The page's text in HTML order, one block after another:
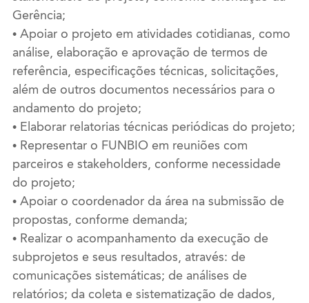
Gerência;
• Apoiar o projeto em atividades cotidianas, como
análise, elaboração e aprovação de termos de
referência, especificações técnicas, solicitações,
além de outros documentos necessários para o
andamento do projeto;
• Elaborar relatorias técnicas periódicas do projeto;
• Representar o FUNBIO em reuniões com
parceiros e stakeholders, conforme necessidade
do projeto;
• Apoiar o coordenador da área na submissão de
propostas, conforme demanda;
• Realizar o acompanhamento da execução de
subprojetos e seus resultados, através: de
comunicações sistemáticas; de análises de
relatórios; da coleta e sistematização de dados,